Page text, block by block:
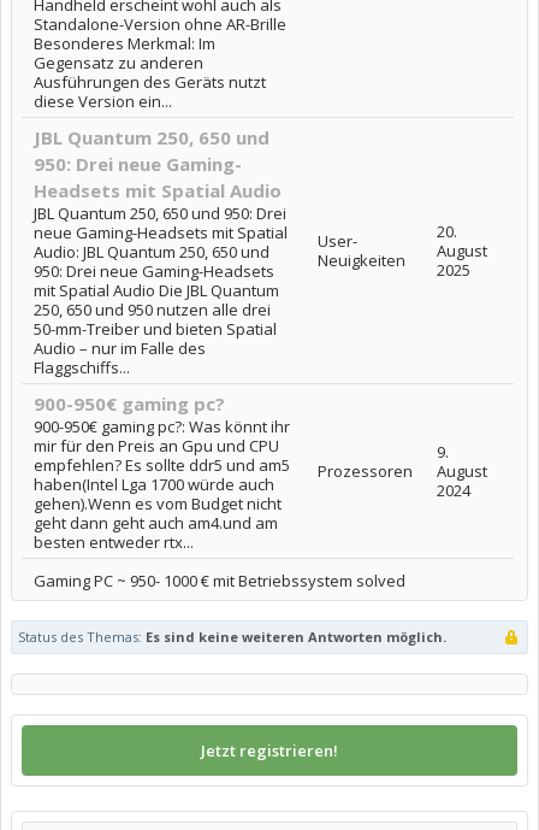
Handheld erscheint wohl auch als
Standalone-Version ohne AR-Brille
Besonderes Merkmal: Im
Gegensatz zu anderen
Ausführungen des Geräts nutzt
diese Version ein...
JBL Quantum 250, 650 und
950: Drei neue Gaming-
Headsets mit Spatial Audio
JBL Quantum 250, 650 und 950: Drei
neue Gaming-Headsets mit Spatial
Audio: JBL Quantum 250, 650 und
950: Drei neue Gaming-Headsets
mit Spatial Audio Die JBL Quantum
250, 650 und 950 nutzen alle drei
50-mm-Treiber und bieten Spatial
Audio – nur im Falle des
Flaggschiffs...
User-
Neuigkeiten
20.
August
2025
900-950€ gaming pc?
900-950€ gaming pc?: Was könnt ihr
mir für den Preis an Gpu und CPU
empfehlen? Es sollte ddr5 und am5
haben(Intel Lga 1700 würde auch
gehen).Wenn es vom Budget nicht
geht dann geht auch am4.und am
besten entweder rtx...
Prozessoren
9.
August
2024
Gaming PC ~ 950- 1000 € mit Betriebssystem solved
Status des Themas: Es sind keine weiteren Antworten möglich.
Jetzt registrieren!